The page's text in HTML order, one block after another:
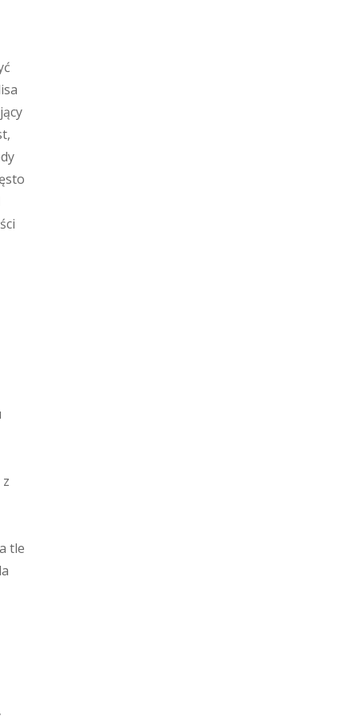
tle